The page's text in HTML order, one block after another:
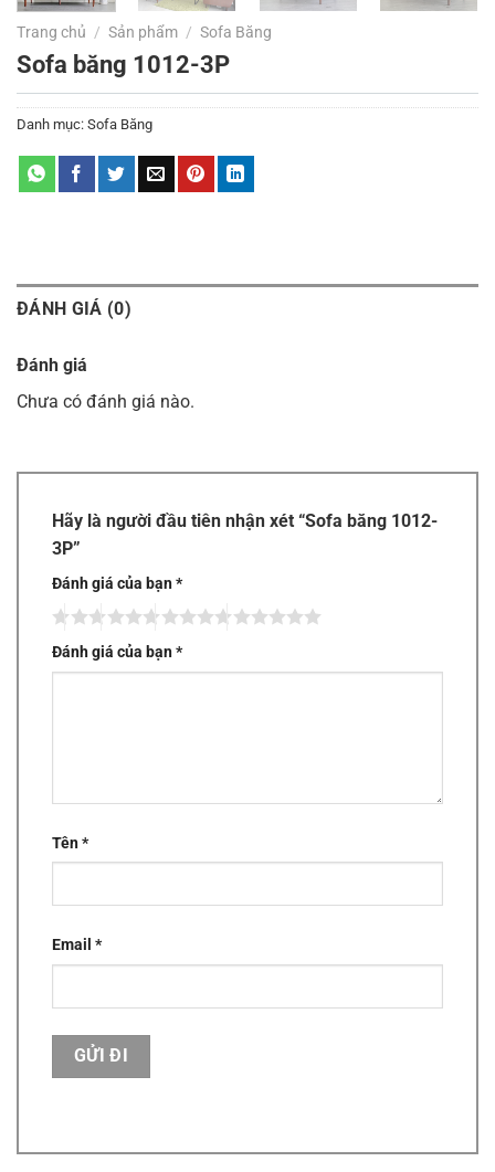
Trang chủ / Sản phẩm / Sofa Băng
Sofa băng 1012-3P
Danh mục: Sofa Băng
ĐÁNH GIÁ (0)
Đánh giá
Chưa có đánh giá nào.
Hãy là người đầu tiên nhận xét “Sofa băng 1012-
3P”
Đánh giá của bạn*
Đánh giá của bạn*
Tên*
Email *